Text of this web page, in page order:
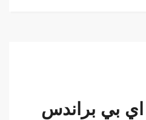
بي براندس